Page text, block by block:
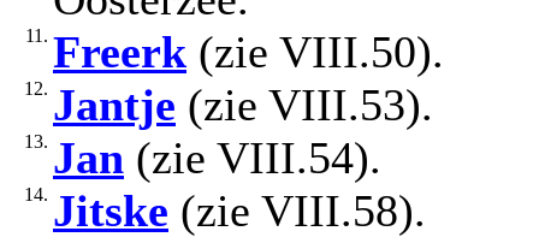
11. Freerk (zie VIII.50).
12. Jantje (zie VIII.53).
13. Jan (zie VIII.54).
14. Jitske (zie VIII.58).